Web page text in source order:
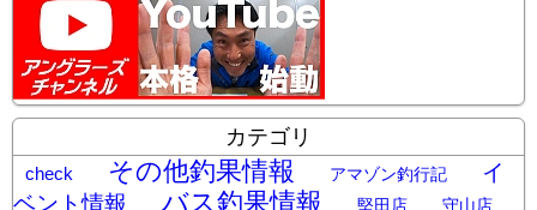
カテゴリ
check その他釣果情報 アマゾン釣行記
イ
ベント情報
バス釣果情報 堅田店
守山店